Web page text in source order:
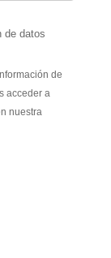
de datos
de
acceder a
nuestra